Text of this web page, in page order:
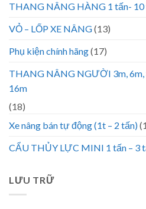
THANG NÂNG HÀNG 1 tấn- 10
VỎ – LỐP XE NÂNG(13)
Phụ kiện chính hãng(17)
THANG NÂNG NGƯỜI 3m, 6m,
16m
(18)
Xe nâng bán tự động (1t – 2 tấn)
CẨU THỦY LỰC MINI 1 tấn – 3
LƯU TRỮ